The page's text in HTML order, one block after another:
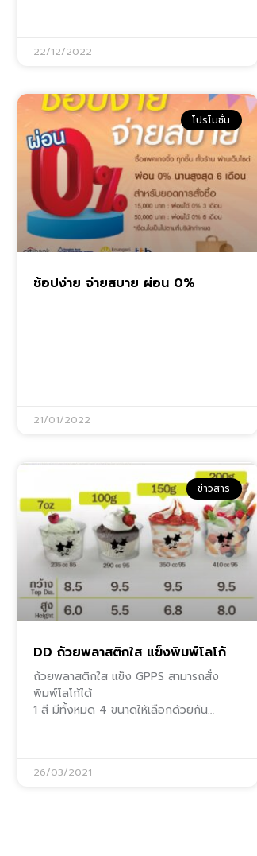
22/12/2022
โปรโมชั่น
ช้อปง่าย จ่ายสบาย ผ่อน 0%
21/01/2022
ข่าวสาร
DD ถ้วยพลาสติกใส แข็งพิมพ์โลโก้
ถ้วยพลาสติกใส แข็ง GPPS สามารถสั่ง
พิมพ์โลโก้ได้
1 สี มีทั้งหมด 4 ขนาดให้เลือกด้วยกัน…
26/03/2021